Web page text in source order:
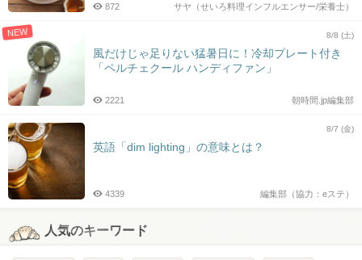
サヤ（せいろ料理インフルエンサー/栄養士）
872
NEW 8/8 (土)
風だけじゃ足りない猛暑日に！冷却プレート付き
「ペルチェクール ハンディファン」
朝時間.jp編集部
2221
8/7 (金)
英語「dim lighting」の意味とは？
編集部（協力：eステ）
4339
人気のキーワード